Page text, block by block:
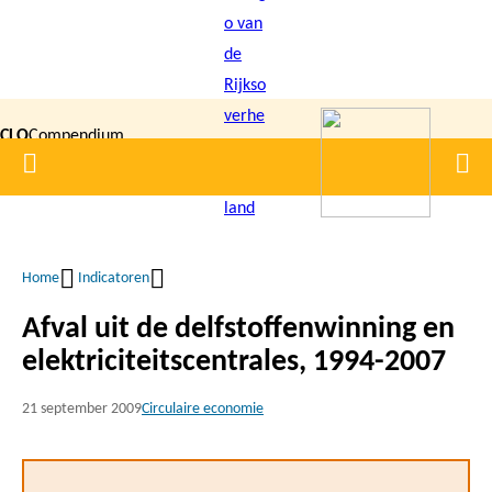
inhoud
gaan
CLOCompendium
voor de
Home
Kruimelpad
Home Indicatoren
Afval uit de delfstoffenwinning en
elektriciteitscentrales, 1994-2007
21 september 2009Circulaire economie